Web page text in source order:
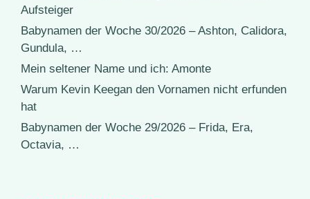
Aufsteiger
Babynamen der Woche 30/2026 – Ashton, Calidora,
Gundula, …
Mein seltener Name und ich: Amonte
Warum Kevin Keegan den Vornamen nicht erfunden
hat
Babynamen der Woche 29/2026 – Frida, Era,
Octavia, …